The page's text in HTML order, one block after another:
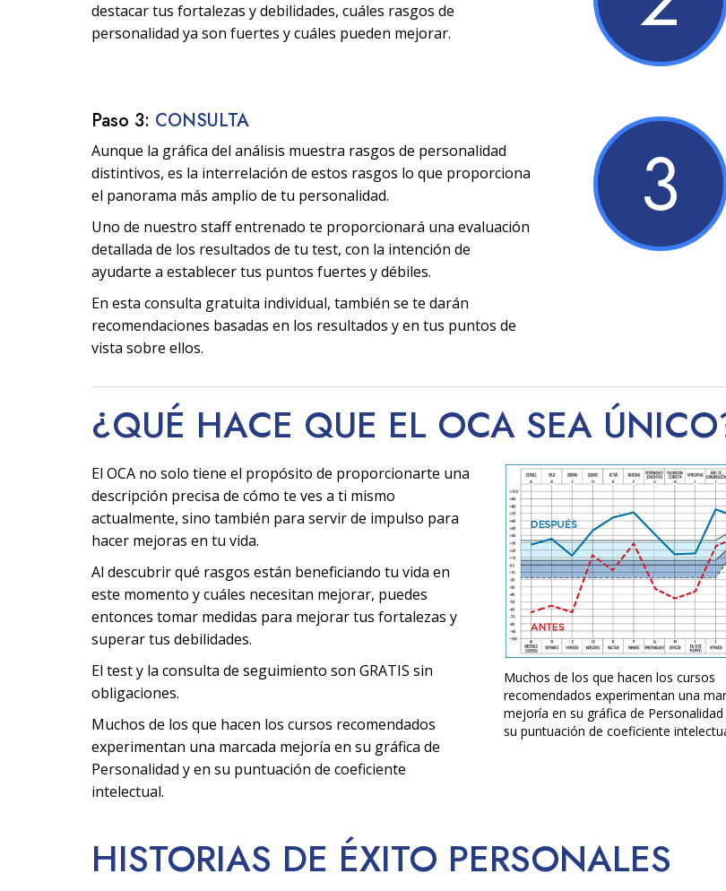
destacar tus fortalezas y debilidades, cuáles rasgos de
personalidad ya son fuertes y cuáles pueden mejorar.
Paso 3: CONSULTA
Aunque la gráfica del análisis muestra rasgos de personalidad
distintivos, es la interrelación de estos rasgos lo que proporciona
el panorama más amplio de tu personalidad.
Uno de nuestro staff entrenado te proporcionará una evaluación
detallada de los resultados de tu test, con la intención de
ayudarte a establecer tus puntos fuertes y débiles.
En esta consulta gratuita individual, también se te darán
recomendaciones basadas en los resultados y en tus puntos de
vista sobre ellos.
3
¿QUÉ HACE QUE EL OCA SEA ÚNICO
El OCA no solo tiene el propósito de proporcionarte una
descripción precisa de cómo te ves a ti mismo
actualmente, sino también para servir de impulso para
hacer mejoras en tu vida.
Al descubrir qué rasgos están beneficiando tu vida en
este momento y cuáles necesitan mejorar, puedes
entonces tomar medidas para mejorar tus fortalezas y
superar tus debilidades.
El test y la consulta de seguimiento son GRATIS sin
obligaciones.
Muchos de los que hacen los cursos recomendados
experimentan una marcada mejoría en su gráfica de
Personalidad y en su puntuación de coeficiente
intelectual.
Muchos de los que hacen los cursos
recomendados experimentan una
mejoría en su gráfica de Personalidad
su puntuación de coeficiente
HISTORIAS DE ÉXITO PERSONALES